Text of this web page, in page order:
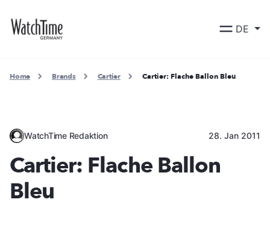
DE
Home Brands Cartier Cartier: Flache Ballon Bleu
WatchTime Redaktion 28. Jan 2011
Cartier: Flache Ballon
Bleu